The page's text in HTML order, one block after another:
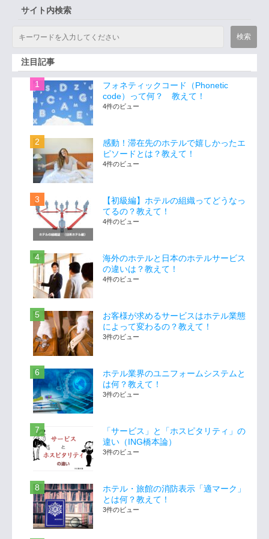
サイト内検索
注目記事
フォネティックコード（Phonetic
code）って何？ 教えて！
4件のビュー
感動！滞在先のホテルで嬉しかったエ
ピソードとは？教えて！
4件のビュー
【初級編】ホテルの組織ってどうなっ
てるの？教えて！
4件のビュー
海外のホテルと日本のホテルサービス
の違いは？教えて！
4件のビュー
お客様が求めるサービスはホテル業態
によって変わるの？教えて！
3件のビュー
ホテル業界のユニフォームシステムと
は何？教えて！
3件のビュー
「サービス」と「ホスピタリティ」の
違い（ING橋本論）
3件のビュー
ホテル・旅館の消防表示「適マーク」
とは何？教えて！
3件のビュー